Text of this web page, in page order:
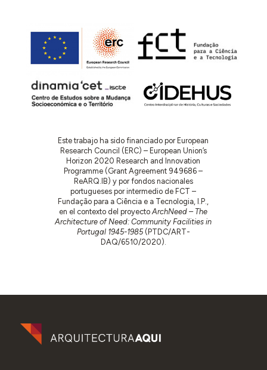
Este trabajo ha sido financiado por European
Research Council (ERC) – European Union’s
Horizon 2020 Research and Innovation
Programme (Grant Agreement 949686 –
ReARQ.IB) y por fondos nacionales
portugueses por intermedio de FCT –
Fundação para a Ciência e a Tecnologia, I.P.,
en el contexto del proyectoArchNeed – The
Architecture of Need: Community Facilities in
Portugal 1945-1985(PTDC/ART-
DAQ/6510/2020).